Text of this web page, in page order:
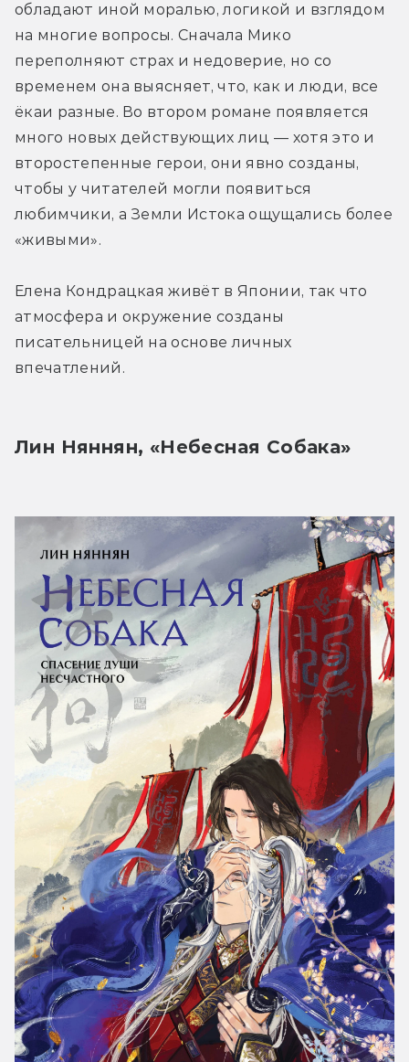
обладают иной моралью, логикой и взглядом
на многие вопросы. Сначала Мико
переполняют страх и недоверие, но со
временем она выясняет, что, как и люди, все
ёкаи разные. Во втором романе появляется
много новых действующих лиц — хотя это и
второстепенные герои, они явно созданы,
чтобы у читателей могли появиться
любимчики, а Земли Истока ощущались более
«живыми».
Елена Кондрацкая живёт в Японии, так что
атмосфера и окружение созданы
писательницей на основе личных
впечатлений.
Лин Няннян, «Небесная Собака»